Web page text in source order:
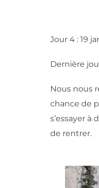
Jour 4 : 19
Dernière
Nous nous
chance de
s’essayer
de rentrer.